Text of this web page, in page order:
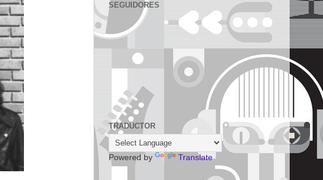
SEGUIDORES
TRADUCTOR
Powered by Translate